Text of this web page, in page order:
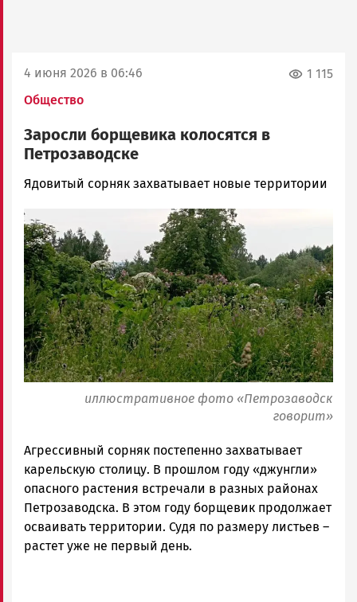
4 июня 2026 в 06:46
Общество
1 115
Заросли борщевика колосятся в
Петрозаводске
Ольга
Новости
Петрозаводска
и
Карелии
|
Петрозаводск
ГОВОРИТ
Ядовитый сорняк захватывает новые территории
Image
иллюстративное фото «Петрозаводск
говорит»
Агрессивный сорняк постепенно захватывает
карельскую столицу. В прошлом году «джунгли»
опасного растения встречали в разных районах
Петрозаводска. В этом году борщевик продолжает
осваивать территории. Судя по размеру листьев –
растет уже не первый день.